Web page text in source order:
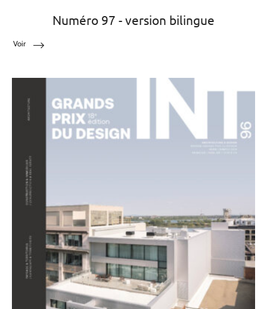
Numéro 97 - version bilingue
Voir